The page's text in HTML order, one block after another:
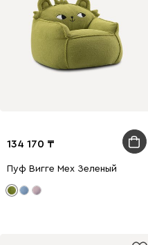
134 170
Пуф Вигге Мех Зеленый